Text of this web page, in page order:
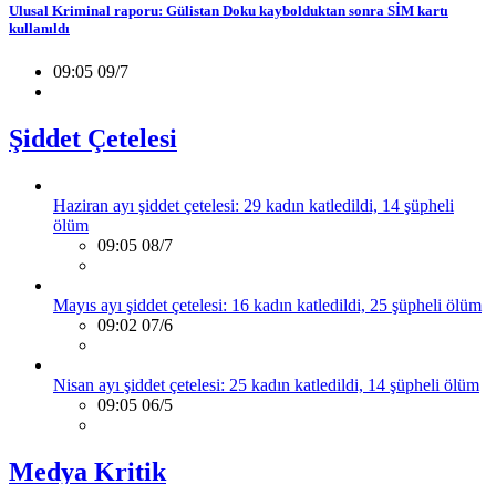
Ulusal Kriminal raporu: Gülistan Doku kaybolduktan sonra SİM kartı
kullanıldı
09:05 09/7
Şiddet Çetelesi
Haziran ayı şiddet çetelesi: 29 kadın katledildi, 14 şüpheli
ölüm
09:05 08/7
Mayıs ayı şiddet çetelesi: 16 kadın katledildi, 25 şüpheli ölüm
09:02 07/6
Nisan ayı şiddet çetelesi: 25 kadın katledildi, 14 şüpheli ölüm
09:05 06/5
Medya Kritik